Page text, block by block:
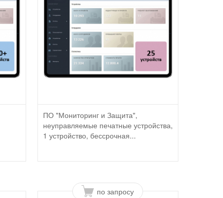
ПО "Мониторинг и Защита",
неуправляемые печатные устройства,
1 устройство, бессрочная...
по запросу